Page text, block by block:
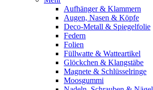
Aufhänger & Klammern
Augen, Nasen & Köpfe
Deco-Metall & Spiegelfolie
Federn
Folien
Füllwatte & Watteartikel
Glöckchen & Klangstäbe
Magnete & Schlüsselringe
Moosgummi